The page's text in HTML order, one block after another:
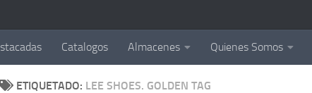
Catalogos Almacenes Quienes Somos
ETIQUETADO: LEE SHOES. GOLDEN TAG